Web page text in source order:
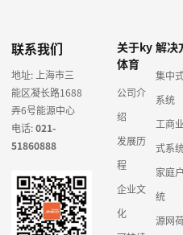
联系我们
地址: 上海市三
能区凝长路1688
弄6号能源中心
电话:021-
51860888
关于ky
体育
公司介
绍
发展历
程
企业文
化
解决
集中
系统
工商
式系
家庭
统
源网